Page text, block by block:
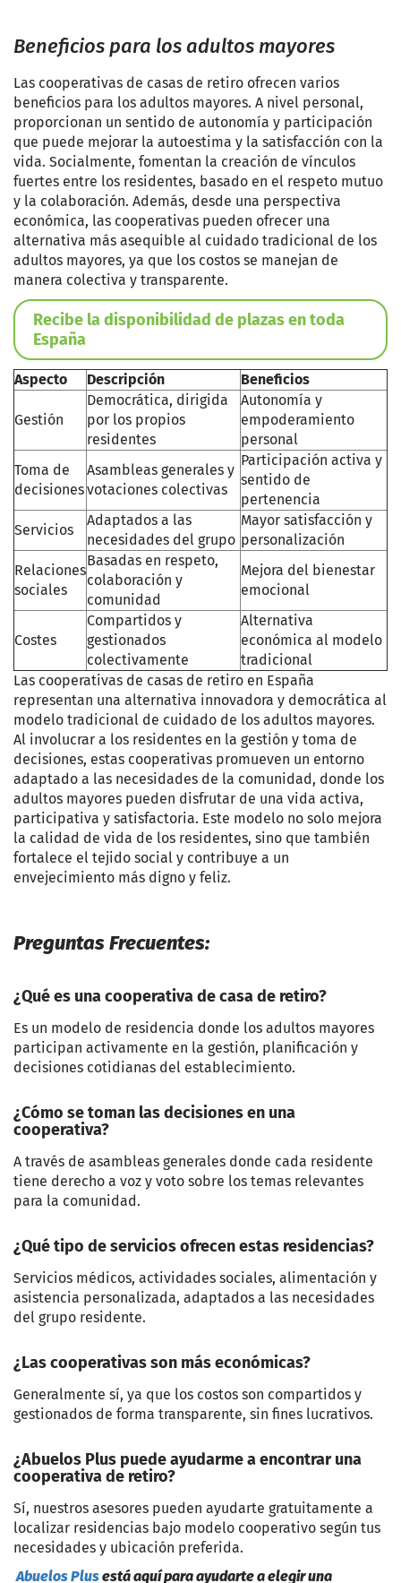
Beneficios para los adultos mayores
Las cooperativas de casas de retiro ofrecen varios
beneficios para los adultos mayores. A nivel personal,
proporcionan un sentido de autonomía y participación
que puede mejorar la autoestima y la satisfacción con la
vida. Socialmente, fomentan la creación de vínculos
fuertes entre los residentes, basado en el respeto mutuo
y la colaboración. Además, desde una perspectiva
económica, las cooperativas pueden ofrecer una
alternativa más asequible al cuidado tradicional de los
adultos mayores, ya que los costos se manejan de
manera colectiva y transparente.
Recibe la disponibilidad de plazas en toda
España
Aspecto Descripción Beneficios
Gestión
Democrática, dirigida
por los propios
residentes
Autonomía y
empoderamiento
personal
Toma de
decisiones
Asambleas generales y
votaciones colectivas
Participación activa y
sentido de
pertenencia
Servicios
Adaptados a las
necesidades del grupo
Mayor satisfacción y
personalización
Relaciones
sociales
Basadas en respeto,
colaboración y
comunidad
Mejora del bienestar
emocional
Costes
Compartidos y
gestionados
colectivamente
Alternativa
económica al modelo
tradicional
Las cooperativas de casas de retiro en España
representan una alternativa innovadora y democrática al
modelo tradicional de cuidado de los adultos mayores.
Al involucrar a los residentes en la gestión y toma de
decisiones, estas cooperativas promueven un entorno
adaptado a las necesidades de la comunidad, donde los
adultos mayores pueden disfrutar de una vida activa,
participativa y satisfactoria. Este modelo no solo mejora
la calidad de vida de los residentes, sino que también
fortalece el tejido social y contribuye a un
envejecimiento más digno y feliz.
Preguntas Frecuentes:
¿Qué es una cooperativa de casa de retiro?
Es un modelo de residencia donde los adultos mayores
participan activamente en la gestión, planificación y
decisiones cotidianas del establecimiento.
¿Cómo se toman las decisiones en una
cooperativa?
A través de asambleas generales donde cada residente
tiene derecho a voz y voto sobre los temas relevantes
para la comunidad.
¿Qué tipo de servicios ofrecen estas residencias?
Servicios médicos, actividades sociales, alimentación y
asistencia personalizada, adaptados a las necesidades
del grupo residente.
¿Las cooperativas son más económicas?
Generalmente sí, ya que los costos son compartidos y
gestionados de forma transparente, sin fines lucrativos.
¿Abuelos Plus puede ayudarme a encontrar una
cooperativa de retiro?
Sí, nuestros asesores pueden ayudarte gratuitamente a
localizar residencias bajo modelo cooperativo según tus
necesidades y ubicación preferida.
Abuelos Plusestá aquí para ayudarte a elegir una